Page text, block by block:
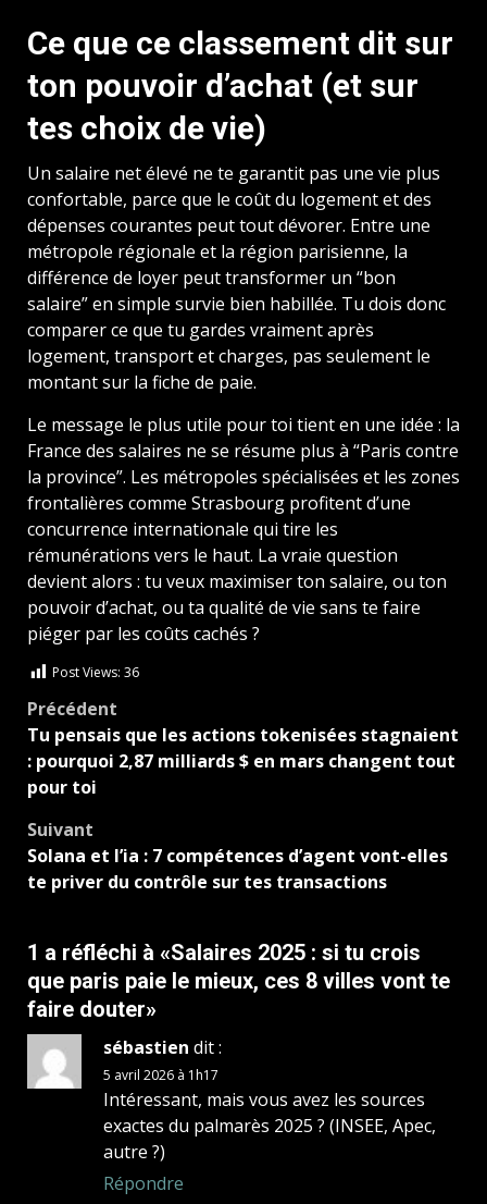
Ce que ce classement dit sur
ton pouvoir d’achat (et sur
tes choix de vie)
Un salaire net élevé ne te garantit pas une vie plus
confortable, parce que le coût du logement et des
dépenses courantes peut tout dévorer. Entre une
métropole régionale et la région parisienne, la
différence de loyer peut transformer un “bon
salaire” en simple survie bien habillée. Tu dois donc
comparer ce que tu gardes vraiment après
logement, transport et charges, pas seulement le
montant sur la fiche de paie.
Le message le plus utile pour toi tient en une idée : la
France des salaires ne se résume plus à “Paris contre
la province”. Les métropoles spécialisées et les zones
frontalières comme Strasbourg profitent d’une
concurrence internationale qui tire les
rémunérations vers le haut. La vraie question
devient alors : tu veux maximiser ton salaire, ou ton
pouvoir d’achat, ou ta qualité de vie sans te faire
piéger par les coûts cachés ?
Post Views: 36
Navigation
d’article
Précédent
Tu pensais que les actions tokenisées stagnaient
: pourquoi 2,87 milliards $ en mars changent tout
pour toi
Suivant
Solana et l’ia : 7 compétences d’agent vont-elles
te priver du contrôle sur tes transactions
1 a réfléchi à «Salaires 2025 : si tu crois
que paris paie le mieux, ces 8 villes vont te
faire douter»
sébastien dit :
5 avril 2026 à 1h17
Intéressant, mais vous avez les sources
exactes du palmarès 2025 ? (INSEE, Apec,
autre ?)
Répondre